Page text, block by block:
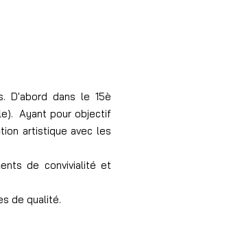
D'abord dans le 15è
Ayant pour objectif
artistique avec les
de convivialité et
de qualité.